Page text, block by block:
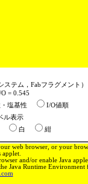
テム，Fabフラグメント）
= 0.545
・塩基性
I/O値順
ル表示
白 紺
web browser, or your
and/or enable Java
Java Runtime Environment